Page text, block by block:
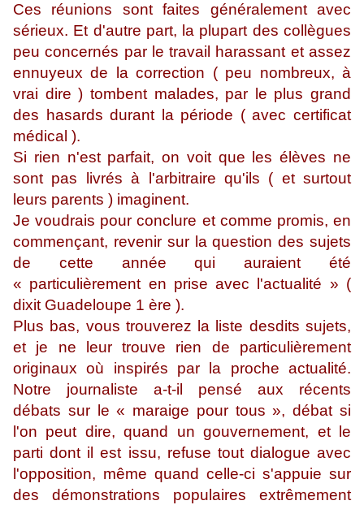
Ces réunions sont faites généralement avec
sérieux. Et d'autre part, la plupart des collègues
peu concernés par le travail harassant et assez
ennuyeux de la correction ( peu nombreux, à
vrai dire ) tombent malades, par le plus grand
des hasards durant la période ( avec certificat
médical ).
Si rien n'est parfait, on voit que les élèves ne
sont pas livrés à l'arbitraire qu'ils ( et surtout
leurs parents ) imaginent.
Je voudrais pour conclure et comme promis, en
commençant, revenir sur la question des sujets
de cette année qui auraient été
« particulièrement en prise avec l'actualité » (
dixit Guadeloupe 1 ère ).
Plus bas, vous trouverez la liste desdits sujets,
et je ne leur trouve rien de particulièrement
originaux où inspirés par la proche actualité.
Notre journaliste a-t-il pensé aux récents
débats sur le « maraige pour tous », débat si
l'on peut dire, quand un gouvernement, et le
parti dont il est issu, refuse tout dialogue avec
l'opposition, même quand celle-ci s'appuie sur
des démonstrations populaires extrêmement